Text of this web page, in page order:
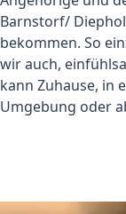
Barnstorf/
bekommen. So
wir auch,
kann Zuhause, in
Umgebung oder